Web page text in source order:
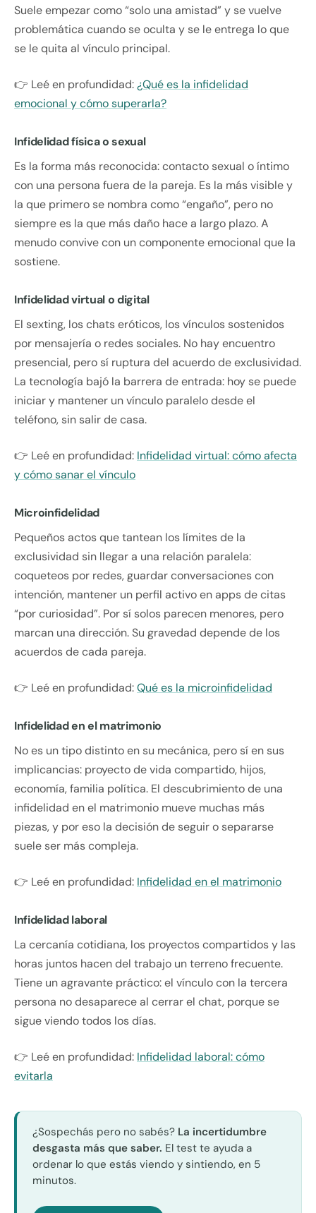
Suele empezar como “solo una amistad” y se vuelve
problemática cuando se oculta y se le entrega lo que
se le quita al vínculo principal.
👉 Leé en profundidad:¿Qué es la infidelidad
emocional y cómo superarla?
Infidelidad física o sexual
Es la forma más reconocida: contacto sexual o íntimo
con una persona fuera de la pareja. Es la más visible y
la que primero se nombra como “engaño”, pero no
siempre es la que más daño hace a largo plazo. A
menudo convive con un componente emocional que la
sostiene.
Infidelidad virtual o digital
El sexting, los chats eróticos, los vínculos sostenidos
por mensajería o redes sociales. No hay encuentro
presencial, pero sí ruptura del acuerdo de exclusividad.
La tecnología bajó la barrera de entrada: hoy se puede
iniciar y mantener un vínculo paralelo desde el
teléfono, sin salir de casa.
👉 Leé en profundidad: Infidelidad virtual: cómo afecta
y cómo sanar el vínculo
Microinfidelidad
Pequeños actos que tantean los límites de la
exclusividad sin llegar a una relación paralela:
coqueteos por redes, guardar conversaciones con
intención, mantener un perfil activo en apps de citas
“por curiosidad”. Por sí solos parecen menores, pero
marcan una dirección. Su gravedad depende de los
acuerdos de cada pareja.
👉 Leé en profundidad:Qué es la microinfidelidad
Infidelidad en el matrimonio
No es un tipo distinto en su mecánica, pero sí en sus
implicancias: proyecto de vida compartido, hijos,
economía, familia política. El descubrimiento de una
infidelidad en el matrimonio mueve muchas más
piezas, y por eso la decisión de seguir o separarse
suele ser más compleja.
👉 Leé en profundidad: Infidelidad en el matrimonio
Infidelidad laboral
La cercanía cotidiana, los proyectos compartidos y las
horas juntos hacen del trabajo un terreno frecuente.
Tiene un agravante práctico: el vínculo con la tercera
persona no desaparece al cerrar el chat, porque se
sigue viendo todos los días.
👉 Leé en profundidad: Infidelidad laboral: cómo
evitarla
¿Sospechás pero no sabés? La incertidumbre
desgasta más que saber. El test te ayuda a
ordenar lo que estás viendo y sintiendo, en 5
minutos.